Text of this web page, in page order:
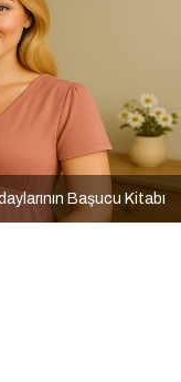
Başucu Kitabı